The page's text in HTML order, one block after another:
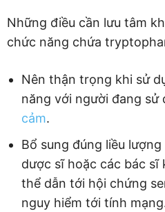
Những điều cần lưu tâm
chức năng chứa
Nên thận trọng khi sử
năng với người đang sử
cảm.
Bổ sung đúng liều
dược sĩ hoặc các bác sĩ
thể dẫn tới hội chứng
nguy hiểm tới tính